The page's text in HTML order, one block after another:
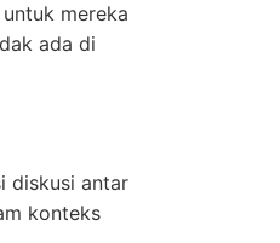
mereka
ada di
diskusi antar
konteks